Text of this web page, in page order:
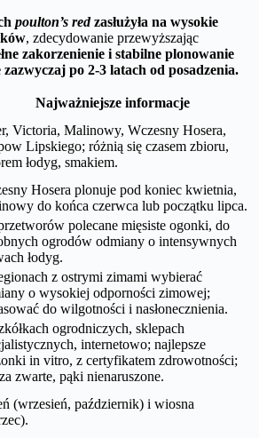
poulton’s redzasłużyła na wysokie
, zdecydowanie przewyższając
zakorzenienie i stabilne plonowanie
po 2-3 latach od posadzenia.
Najważniejsze informacje
Victoria, Malinowy, Wczesny Hosera,
Lipskiego; różnią się czasem zbioru,
łodyg, smakiem.
Hosera plonuje pod koniec kwietnia,
do końca czerwca lub początku lipca.
polecane mięsiste ogonki, do
ogrodów odmiany o intensywnych
łodyg.
z ostrymi zimami wybierać
o wysokiej odporności zimowej;
do wilgotności i nasłonecznienia.
ogrodniczych, sklepach
internetowo; najlepsze
in vitro, z certyfikatem zdrowotności;
zwarte, pąki nienaruszone.
(wrzesień, październik) i wiosna